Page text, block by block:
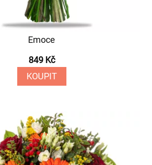
Emoce
849 Kč
KOUPIT